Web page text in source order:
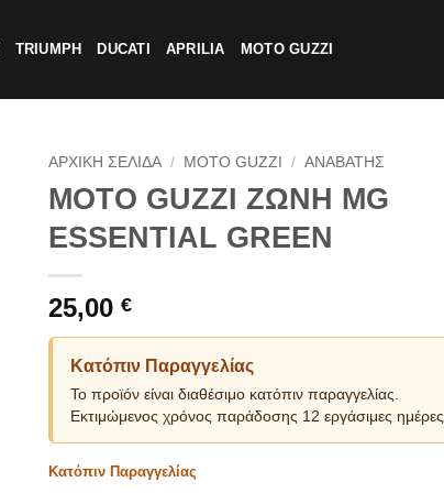
TRIUMPH DUCATI APRILIA MOTO GUZZI
ΑΡΧΙΚΗ ΣΕΛΙΔΑ / MOTO GUZZI / ΑΝΑΒΑΤΗΣ
MOTO GUZZI ΖΩΝΗ MG
ESSENTIAL GREEN
25,00 €
Κατόπιν Παραγγελίας
Το προϊόν είναι διαθέσιμο κατόπιν παραγγελίας.
Εκτιμώμενος χρόνος παράδοσης 12 εργάσιμες ημέρες.
Κατόπιν Παραγγελίας